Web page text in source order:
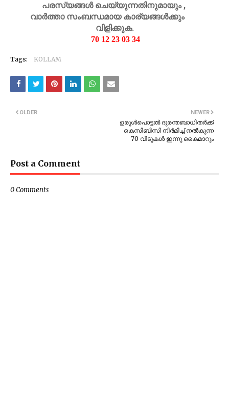
പരസ്യങ്ങൾ ചെയ്യുന്നതിനുമായും ,
വാർത്താ സംബന്ധമായ കാര്യങ്ങൾക്കും
വിളിക്കുക.
70 12 23 03 34
Tags: KOLLAM
NEWER
ഉരുൾപൊട്ടൽ ദുരന്തബാധിതർക്ക്
കെസിബിസി നിർമിച്ച് നൽകുന്ന
70 വീടുകൾ ഇന്നു കൈമാറും
OLDER
Post a Comment
0 Comments